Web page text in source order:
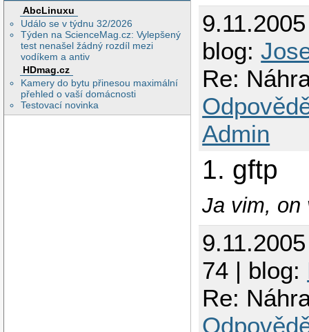
AbcLinuxu
Událo se v týdnu 32/2026
Týden na ScienceMag.cz: Vylepšený
test nenašel žádný rozdíl mezi
vodíkem a antiv
HDmag.cz
Kamery do bytu přinesou maximální
přehled o vaší domácnosti
Testovací novinka
blog:
Re:
Admin
1. gftp
Ja vim, on
74 | blog:
Re: